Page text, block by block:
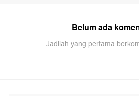
Belum ada
Jadilah yang pertama